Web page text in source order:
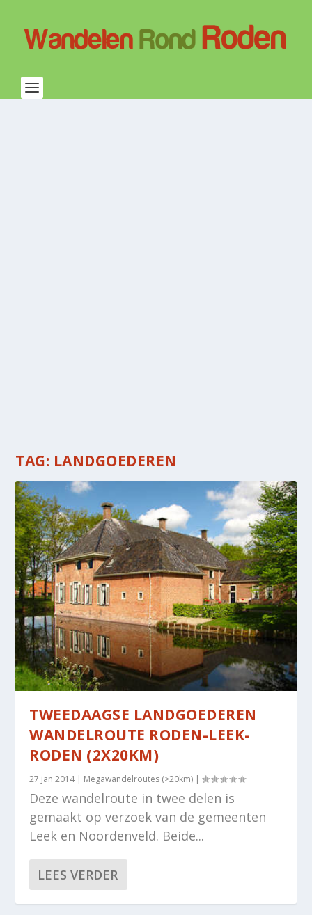
TAG: LANDGOEDEREN
TWEEDAAGSE LANDGOEDEREN
WANDELROUTE RODEN-LEEK-
RODEN (2X20KM)
27 jan 2014| Megawandelroutes (>20km) |
Deze wandelroute in twee delen is
gemaakt op verzoek van de gemeenten
Leek en Noordenveld. Beide...
LEES VERDER